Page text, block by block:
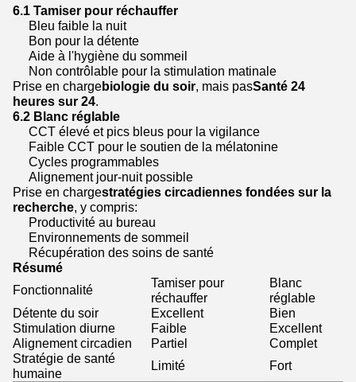
6.1 Tamiser pour réchauffer
Bleu faible la nuit
Bon pour la détente
Aide à l'hygiène du sommeil
Non contrôlable pour la stimulation matinale
Prise en chargebiologie du soir, mais pasSanté 24
heures sur 24.
6.2 Blanc réglable
CCT élevé et pics bleus pour la vigilance
Faible CCT pour le soutien de la mélatonine
Cycles programmables
Alignement jour-nuit possible
Prise en chargestratégies circadiennes fondées sur la
recherche, y compris:
Productivité au bureau
Environnements de sommeil
Récupération des soins de santé
Résumé
Fonctionnalité
Tamiser pour
réchauffer
Blanc
réglable
Détente du soir
Excellent
Bien
Stimulation diurne
Faible
Excellent
Alignement circadien
Partiel
Complet
Stratégie de santé
humaine
Limité
Fort